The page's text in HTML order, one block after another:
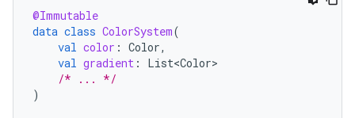
@Immutable
data class ColorSystem(
val color : Color,
val gradient :
List<Color>
/* ... */
)